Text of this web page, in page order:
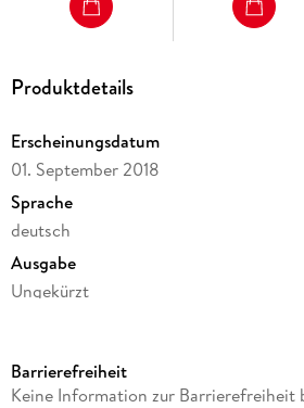
Produktdetails
Erscheinungsdatum
01. September 2018
Sprache
deutsch
Ausgabe
Ungekürzt
Laufzeit
Barrierefreiheit
Keine Information zur Barrierefreiheit